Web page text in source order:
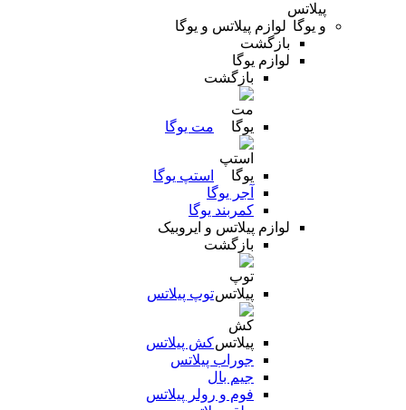
لوازم پیلاتس و یوگا
بازگشت
لوازم یوگا
بازگشت
مت یوگا
استپ یوگا
آجر یوگا
کمربند یوگا
لوازم پیلاتس و ایروبیک
بازگشت
توپ پیلاتس
کش پیلاتس
جوراب پیلاتس
جیم بال
فوم و رولر پیلاتس